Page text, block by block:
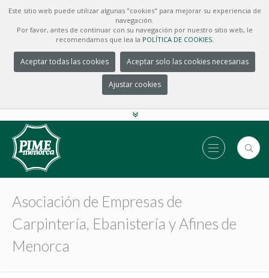
Este sitio web puede utilizar algunas "cookies" para mejorar su experiencia de
navegación.
Por favor, antes de continuar con su navegación por nuestro sitio web, le
recomendamos que lea la POLÍTICA DE COOKIES.
Aceptar todas las cookies Aceptar solo las cookies necesarias
Ajustar cookies
Asociación de Empresas de
Carpintería, Ebanistería y Afines de
Menorca